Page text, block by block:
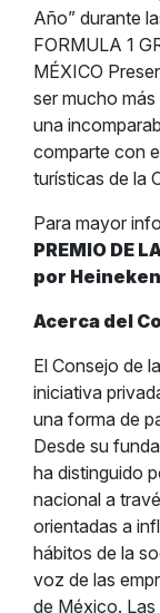
Año” durante
FORMULA 1
MÉXICO
ser mucho
una
comparte con
turísticas de la
Para mayor
PREMIO DE
por Heineken
Acerca del
El Consejo de
iniciativa
una forma de
Desde su
ha distinguido
nacional a
orientadas a
hábitos de la
voz de las
de México. Las